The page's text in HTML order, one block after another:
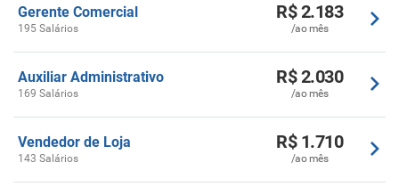
Gerente Comercial
195 Salários
R$ 2.183
/ao mês
Auxiliar Administrativo
169 Salários
R$ 2.030
/ao mês
Vendedor de Loja
143 Salários
R$ 1.710
/ao mês